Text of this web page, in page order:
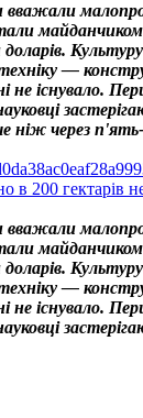
вважали
майданчиком
—
не існувало.
ніж через п'ять-
в 200 гектарів
вважали
майданчиком
—
не існувало.